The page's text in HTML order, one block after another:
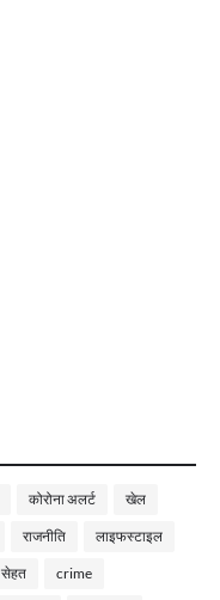
कोरोना अलर्ट खेल
राजनीति लाइफस्टाइल
सेहत crime